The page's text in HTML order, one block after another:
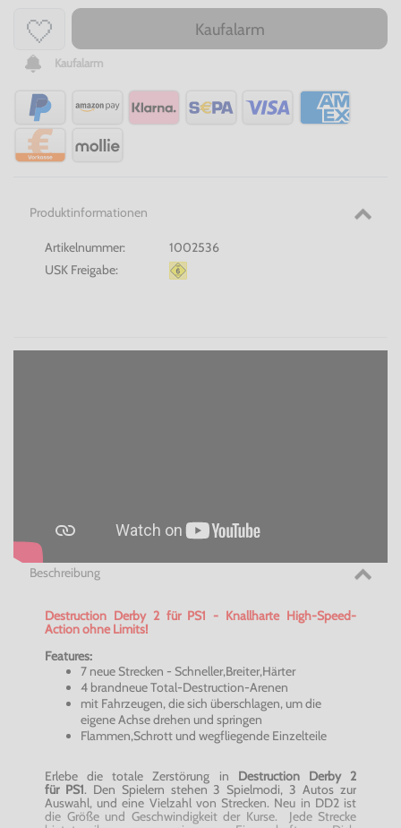
Kaufalarm
Kaufalarm
Produktinformationen
Artikelnummer:
1002536
USK Freigabe:
Beschreibung
Destruction Derby 2 für PS1 - Knallharte High-Speed-
Action ohne Limits!
Features:
7 neue Strecken - Schneller,Breiter,Härter
4 brandneueTotal-Destruction-Arenen
mit Fahrzeugen, die sich überschlagen, um die
eigene Achse drehen und springen
Flammen,Schrott und wegfliegende Einzelteile
Erlebe die totale Zerstörung in DestructionDerby 2
für PS1. Den Spielern stehen 3 Spielmodi, 3 Autos zur
Auswahl, und eine Vielzahl von Strecken. Neu in DD2 ist
die Größe und Geschwindigkeit der Kurse. Jede Strecke